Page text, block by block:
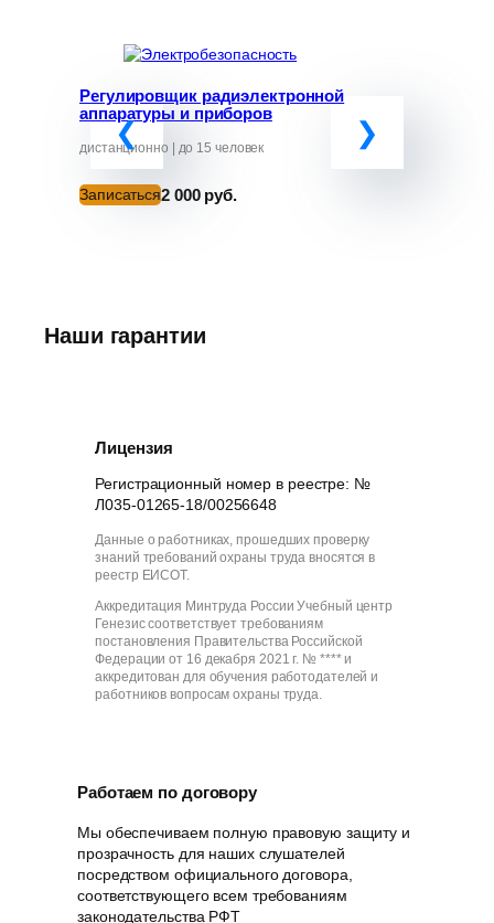
Регулировщик радиэлектронной
аппаратуры и приборов
дистанционно | до 15 человек
Записаться2 000 руб.
Наши гарантии
Лицензия
Регистрационный номер в реестре: №
Л035-01265-18/00256648
Данные о работниках, прошедших проверку
знаний требований охраны труда вносятся в
реестр ЕИСОТ.
Аккредитация Минтруда России Учебный центр
Генезис соответствует требованиям
постановления Правительства Российской
Федерации от 16 декабря 2021 г. № **** и
аккредитован для обучения работодателей и
работников вопросам охраны труда.
Работаем по договору
Мы обеспечиваем полную правовую защиту и
прозрачность для наших слушателей
посредством официального договора,
соответствующего всем требованиям
законодательства РФT